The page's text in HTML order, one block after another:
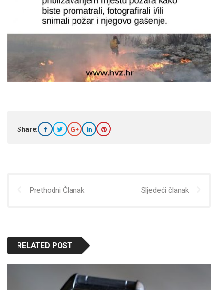
Share:
Prethodni Članak Sljedeći članak
RELATED POST